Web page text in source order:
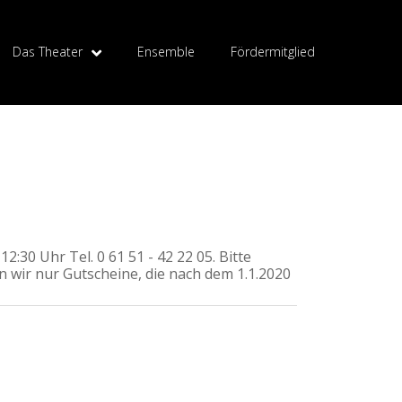
Das Theater Ensemble Fördermitglied
Uhr Tel. 0 61 51 - 42 22 05. Bitte
nur Gutscheine, die nach dem 1.1.2020